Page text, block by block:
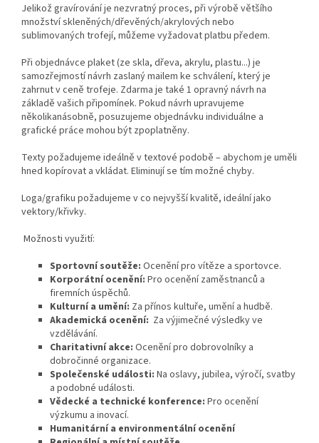
Jelikož gravírování je nezvratný proces, při výrobě většího
množství skleněných/dřevěných/akrylových nebo
sublimovaných trofejí, můžeme vyžadovat platbu předem.
Při objednávce plaket (ze skla, dřeva, akrylu, plastu...) je
samozřejmostí návrh zaslaný mailem ke schválení, který je
zahrnut v ceně trofeje. Zdarma je také 1 opravný návrh na
základě vašich připomínek. Pokud návrh upravujeme
několikanásobně, posuzujeme objednávku individuálne a
grafické práce mohou být zpoplatněny.
Texty požadujeme ideálně v textové podobě – abychom je uměli
hned kopírovat a vkládat. Eliminují se tím možné chyby.
Loga/grafiku požadujeme v co nejvyšší kvalitě, ideální jako
vektory/křivky.
Možnosti využití:
Sportovní soutěže: Ocenění pro vítěze a sportovce.
Korporátní ocenění: Pro ocenění zaměstnanců a
firemních úspěchů.
Kulturní a umění: Za přínos kultuře, umění a hudbě.
Akademická ocenění: Za výjimečné výsledky ve
vzdělávání.
Charitativní akce: Ocenění pro dobrovolníky a
dobročinné organizace.
Společenské události: Na oslavy, jubilea, výročí, svatby
a podobné události.
Vědecké a technické konference: Pro ocenění
výzkumu a inovací.
Humanitární a environmentální ocenění